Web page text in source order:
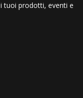
tuoi prodotti, eventi e